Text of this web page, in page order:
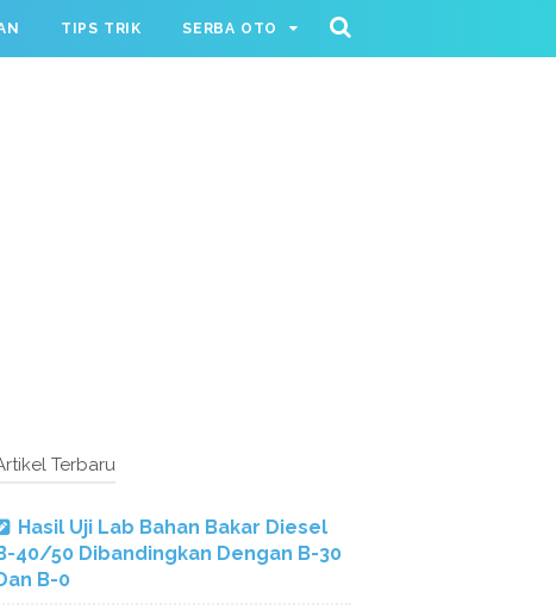
TIPS TRIK SERBA OTO
Terbaru
Hasil Uji Lab Bahan Bakar Diesel
40/50 Dibandingkan Dengan B-30
B-0